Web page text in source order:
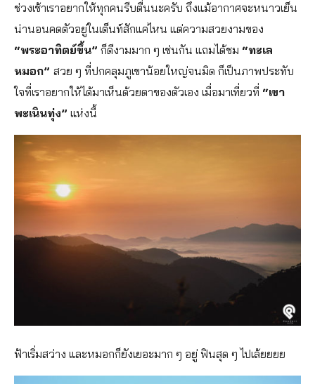
ช่วงเช้าเราอยากให้ทุกคนรีบตื่นนะครับ ถึงแม้อากาศจะหนาวเย็น
น่านอนคดตัวอยู่ในเต็นท์สักแค่ไหน แต่ความสวยงามของ
“พระอาทิตย์ขึ้น” ก็ดีงามมาก ๆ เช่นกัน แถมได้ชม “ทะเล
หมอก” สวย ๆ ที่ปกคลุมภูเขาน้อยใหญ่จนมิด ก็เป็นภาพประทับ
ใจที่เราอยากให้ได้มาเห็นด้วยตาของตัวเอง เมื่อมาเที่ยวที่ “เขา
พะเนินทุ่ง” แห่งนี้
ฟ้าเริ่มสว่าง และหมอกก็ยังเยอะมาก ๆ อยู่ ฟินสุด ๆ ไปเล้ยยยย